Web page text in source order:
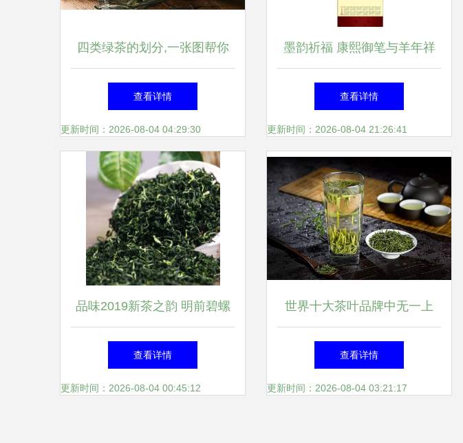
四类绿茶的划分,一张图帮你
理清
查看详情
更新时间：2026-08-04 04:29:30
墨韵祈福 康熙御笔与羊年祥
瑞的交织美学
查看详情
更新时间：2026-08-04 21:26:41
品味2019新茶之韵 明前碧螺
春，清香与浓香的交融
查看详情
更新时间：2026-08-04 00:45:12
世界十大茶叶品牌中无一上
榜，中国茶叶品牌到底缺了
啥？
查看详情
更新时间：2026-08-04 03:21:17